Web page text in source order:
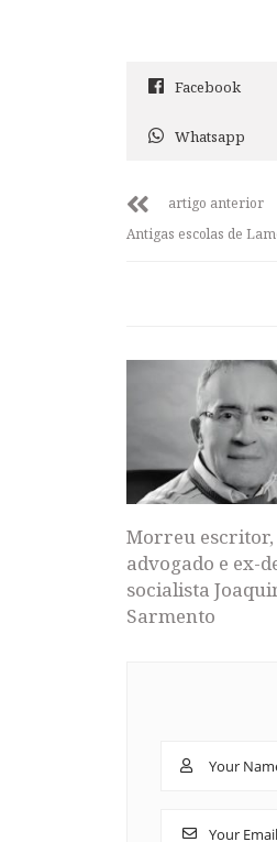
Facebook
Whatsapp
artigo anterior
Antigas escolas de
Morreu escritor,
advogado e ex-
socialista
Sarmento